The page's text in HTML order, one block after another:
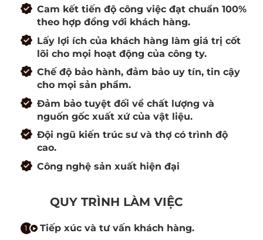
Cam kết tiến độ công việc đạt chuẩn 100%
theo hợp đồng với khách hàng.
Lấy lợi ích của khách hàng làm giá trị cốt
lõi cho mọi hoạt động của công ty.
Chế độ bảo hành, đảm bảo uy tín, tin cậy
cho mọi sản phẩm.
Đảm bảo tuyệt đối về chất lượng và
nguốn gốc xuất xứ của vật liệu.
Đội ngũ kiến trúc sư và thợ có trình độ
cao.
Công nghệ sản xuất hiện đại
QUY TRÌNH LÀM VIỆC
Tiếp xúc và tư vấn khách hàng.